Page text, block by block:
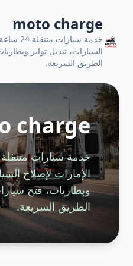
moto charge
خدمة
السيارات، تبديل تواير
الطريق السريعة.
charge
الإمارات لإصلاح
وبطاريات، فتح
الطريق السريعة.